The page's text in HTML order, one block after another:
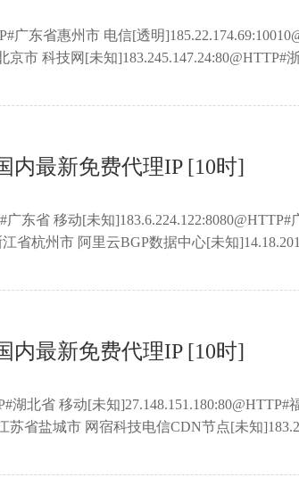
广东省惠州市 电信[透明
京市 科技网[未知]183.245.147.24:80@HTTP#
福州市 联通[高匿]52.80.73.123:1080@HTTP#
内最新免费代理IP [10时]
广东省 移动[未知
江省杭州市 阿里云BGP数据中心[未知
福建省福州市 联通[未知
内最新免费代理IP [10时]
湖北省 移动[未知
苏省盐城市 网宿科技电信CDN节点[未知
北省 移动[透明]119.27.177.169:80@HTTP#福